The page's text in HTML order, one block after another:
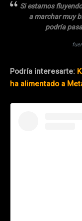
Si estamos
a marchar muy
podría
Podría interesarte:
ha alimentado a